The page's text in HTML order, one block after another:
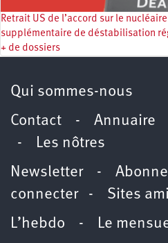
Retrait US de l’accord sur le
supplémentaire de déstabilisation
+ de dossiers
Qui sommes-nous
Contact - Annuaire
- Les nôtres
Newsletter-
connecter- Sites
L’hebdo - Le